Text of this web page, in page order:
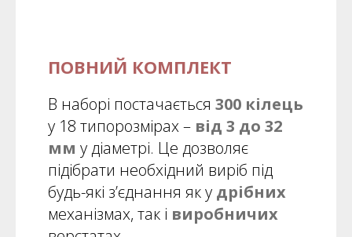
ПОВНИЙ КОМПЛЕКТ
В наборі постачається 300 кілець
у 18 типорозмірах – від 3 до 32
мм у діаметрі. Це дозволяє
підібрати необхідний виріб під
будь-які з’єднання як у дрібних
механізмах, так і виробничих